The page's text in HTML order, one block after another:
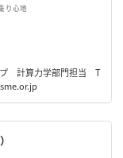
り心地
プ 計算力学部門担当 T